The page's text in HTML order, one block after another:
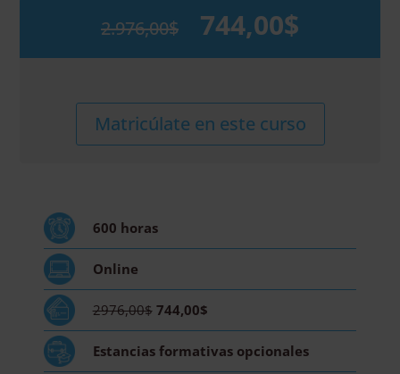
2.976,00$
2.976,00$.
744,00$
744,00$.
Internacional
Cognitivo
Diploma
por
de
Matricúlate en este curso
600 horas
Online
2976,00$ 744,00$
Estancias formativas opcionales